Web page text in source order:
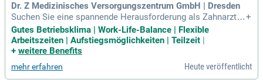
Dr. Z Medizinisches Versorgungszentrum GmbH | Dresden
Suchen Sie eine spannende Herausforderung als Zahnarzt/Z
ahnärztin? Mit einer deutschen Approbation und mindestens
zwei Jahren Berufserfahrung bieten Sie ein breites Spektru
m der allgemeinen Zahnheilkunde an. Idealerweise bringen
n mit. Bei uns finden Sie eine empathische Arbeitsumgebun
+
Gutes Betriebsklima | Work-Life-Balance | Flexible
Arbeitszeiten | Aufstiegsmöglichkeiten | Teilzeit
+ weitere Benefits
mehr erfahren Heute veröffentlicht